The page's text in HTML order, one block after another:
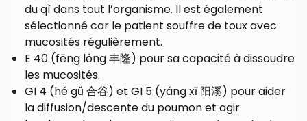
du qì dans tout l’organisme. Il est également
sélectionné car le patient souffre de toux avec
mucosités régulièrement.
E 40 (fēng lóng 丰隆) pour sa capacité à dissoudre
les mucosités.
GI 4 (hé gǔ 合谷) et GI 5 (yáng xī 阳溪) pour aider
la diffusion/descente du poumon et agir